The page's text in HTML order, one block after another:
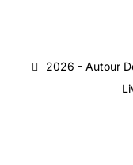
2026 - Autour